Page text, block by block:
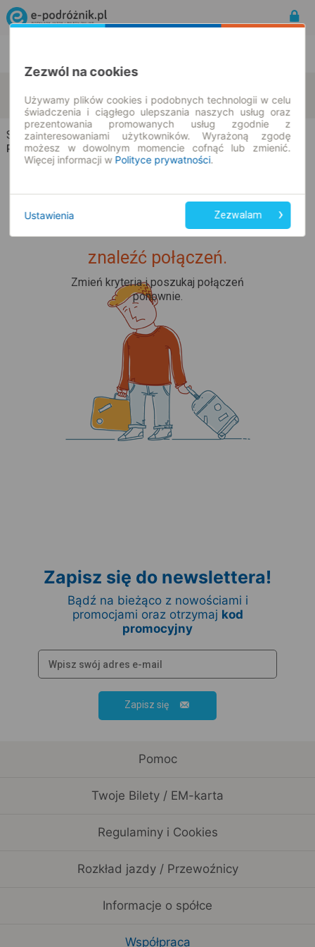
11.08.2026 | -- : --
zmień kryteria
Strzyżewo → Lutol Mokry
Rozkład jazdy i bilety
Upss... Nie udało nam się
znaleźć połączeń.
Zmień kryteria i poszukaj połączeń
ponownie.
Zapisz się do newslettera!
Bądź na bieżąco z nowościami i
promocjami oraz otrzymaj kod
promocyjny
Zapisz się
Pomoc
Twoje Bilety / EM-karta
Regulaminy i Cookies
Rozkład jazdy / Przewoźnicy
Informacje o spółce
Współpraca
Zezwól na cookies
Używamy plików cookies i podobnych technologii w celu
świadczenia i ciągłego ulepszania naszych usług oraz
prezentowania promowanych usług zgodnie z
zainteresowaniami użytkowników. Wyrażoną zgodę
możesz w dowolnym momencie cofnąć lub zmienić.
Więcej informacji w Polityce prywatności.
Ustawienia Zezwalam